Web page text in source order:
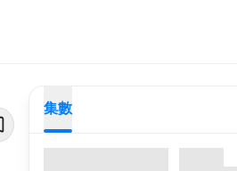
集數